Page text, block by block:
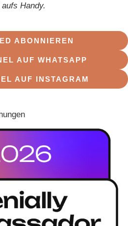
Handy.
ABONNIEREN
AUF WHATSAPP
AUF INSTAGRAM